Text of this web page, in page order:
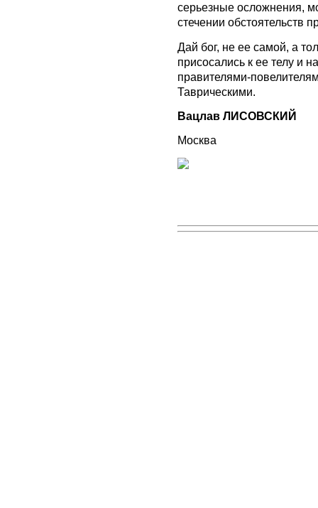
серьезные осложнения,
стечении обстоятельств
Дай бог, не ее самой, а
присосались к ее телу и
правителями-
Таврическими.
Вацлав ЛИСОВСКИЙ
Москва